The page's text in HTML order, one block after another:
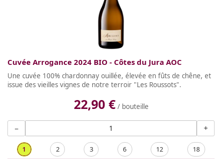
Cuvée Arrogance 2024 BIO - Côtes du Jura AOC
Une cuvée 100% chardonnay ouillée, élevée en fûts de chêne, et
issue des vieilles vignes de notre terroir "Les Roussots".
22,90 € / bouteille
− +
1 2 3 6 12 18